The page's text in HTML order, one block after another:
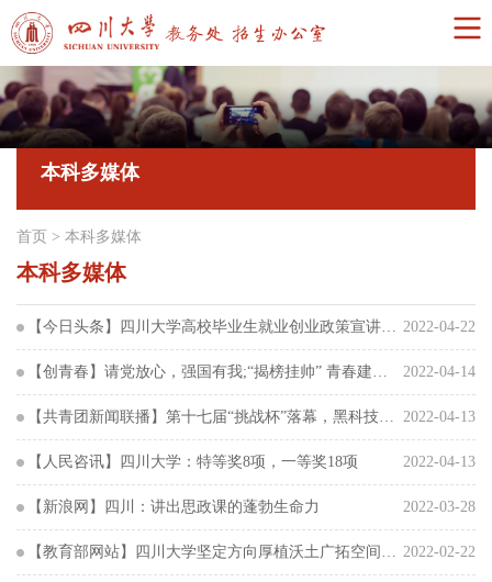
本科多媒体
首页 > 本科多媒体
本科多媒体
2022-04-22
2022-04-14
2022-04-13
【人民咨讯】四川大学：特等奖8项，一等奖18项 2022-04-13
【新浪网】四川：讲出思政课的蓬勃生命力 2022-03-28
2022-02-22